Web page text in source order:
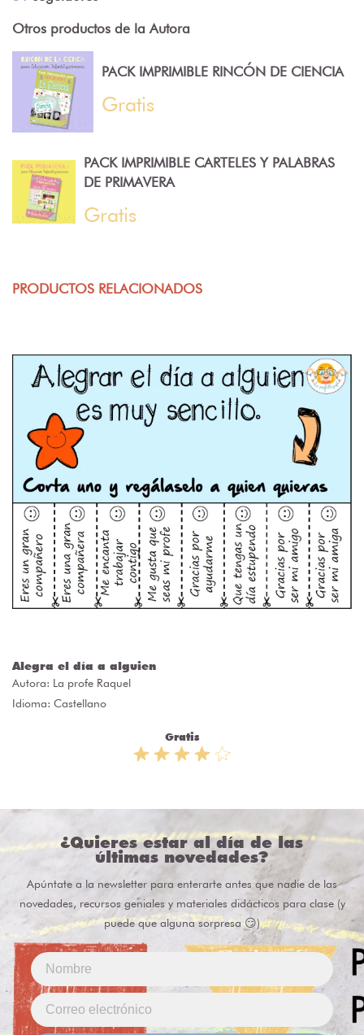
Otros productos de la Autora
PACK IMPRIMIBLE RINCÓN DE CIENCIA
Gratis
PACK IMPRIMIBLE CARTELES Y PALABRAS
DE PRIMAVERA
Gratis
PRODUCTOS RELACIONADOS
Alegra el día a alguien
Autora: La profe Raquel
Idioma: Castellano
Gratis
¿Quieres estar al día de las
últimas novedades?
Apúntate a la newsletter para enterarte antes que nadie de las
novedades, recursos geniales y materiales didácticos para clase (y
puede que alguna sorpresa 😏)